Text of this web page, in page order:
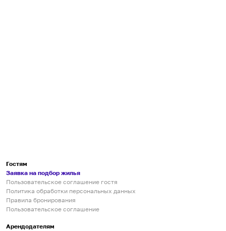
Гостям
Заявка на подбор жилья
Пользовательское соглашение гостя
Политика обработки персональных данных
Правила бронирования
Пользовательское соглашение
Арендодателям